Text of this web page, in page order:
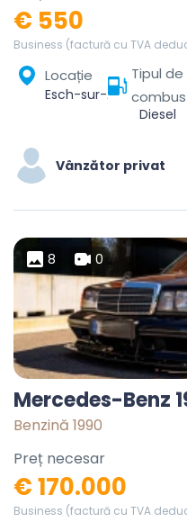
€ 550
Business (factură cu TVA
Locație
Esch-sur-Alzette, Canton Esch-sur-Alzette, Lëtzebuerg
Tipul de
Diesel
Vânzător privat
8 0
Mercedes-Benz
Benzină 1990
Preț necesar
€ 170.000
Business (factură cu TVA